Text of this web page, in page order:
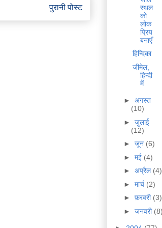
पुरानी पोस्ट
स्थल
को
लोक
प्रिय
बनाएँ
हिन्दिका
जीमेल,
हिन्दी
में
► अगस्त
(10)
► जुलाई
(12)
► जून (6)
► मई (4)
► अप्रैल (4)
► मार्च (2)
► फ़रवरी (3)
► जनवरी (8)